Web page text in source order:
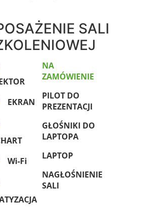
SALI
EKRAN
Wi-Fi
NA
ZAMÓWIENIE
PILOT DO
PREZENTACJI
GŁOŚNIKI DO
LAPTOPA
LAPTOP
NAGŁOŚNIENIE
SALI